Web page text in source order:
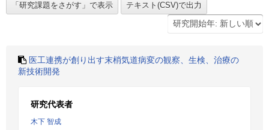
医工連携が創り出す末梢気道病変の観察、生検、治療の
新技術開発
研究代表者
木下 智成